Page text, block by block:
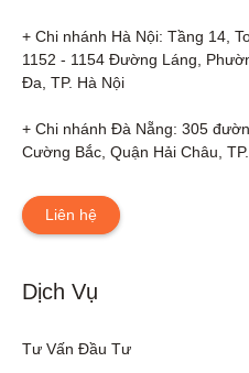
+ Chi nhánh Hà Nội: Tầng 14,
1152 - 1154 Đường Láng,
Đa, TP. Hà Nội
+ Chi nhánh Đà Nẵng: 305
Cường Bắc, Quận Hải Châu,
Liên hệ
Dịch Vụ
Tư Vấn Đầu Tư